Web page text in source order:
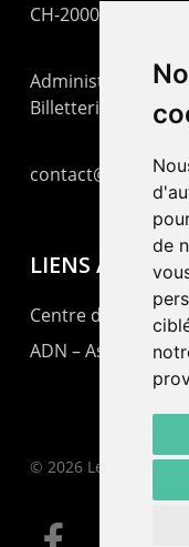
de
CH-2000 Neuchâtel
Administration :
Billetterie : +41 32
LIENS AMIS
Centre de culture
ADN –
© 2026 Le Pommier.
facebook